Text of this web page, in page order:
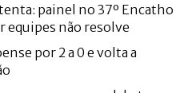
painel no 37º Encatho
equipes não resolve
por 2 a 0 e volta a